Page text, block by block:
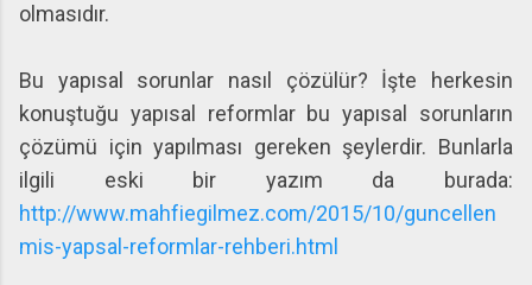
olmasıdır.
Bu yapısal sorunlar nasıl çözülür? İşte herkesin
konuştuğu yapısal reformlar bu yapısal sorunların
çözümü için yapılması gereken şeylerdir. Bunlarla
ilgili eski bir yazım da burada:
http://www.mahfiegilmez.com/2015/10/guncellen
mis-yapsal-reformlar-rehberi.html